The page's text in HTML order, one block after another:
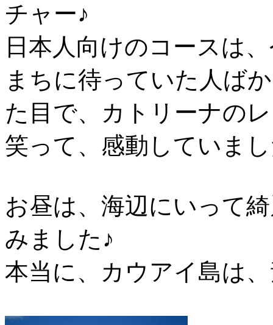
チャー♪
日本人向けのコースは
まちに待っていた人ば
た目で、カトリーナの
笑って、感動していま
お昼は、海辺にいって
みました♪
本当に、カウアイ島は